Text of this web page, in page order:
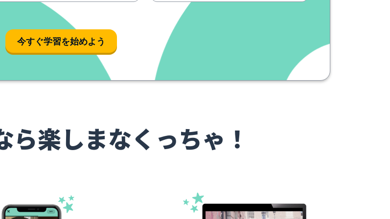
今すぐ学習を始めよう
ら楽しまなくっちゃ！